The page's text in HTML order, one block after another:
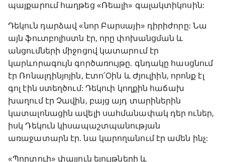
պայքարում հաղթեց «Ռեալի» գալակտիկոսին:
Դեկուն դարձավ «նոր Բարսայի» դիրիժորը: Նա
այն ֆուտբոլիստն էր, որը փոխանցման և
անցումների միջոցով կատարում էր
կարևորագույն գործառույթը. գնդակը հասցնում
էր Ռոնալդինյոյին, Էտո՛Оին և Ժյուլիին, որոնք էլ
գոլ էին ստեղծում: Դեկուի կողքին հաճախ
խաղում էր Չավին, բայց այդ տարիներին
կատալոնացին ավելի սահմանափակ դեր ուներ,
իսկ Դեկուն կիսապաշտպանության
առաջատարն էր. նա կարողանում էր ամեն ինչ:
«Պորտուի» փայլուն ելույթների և